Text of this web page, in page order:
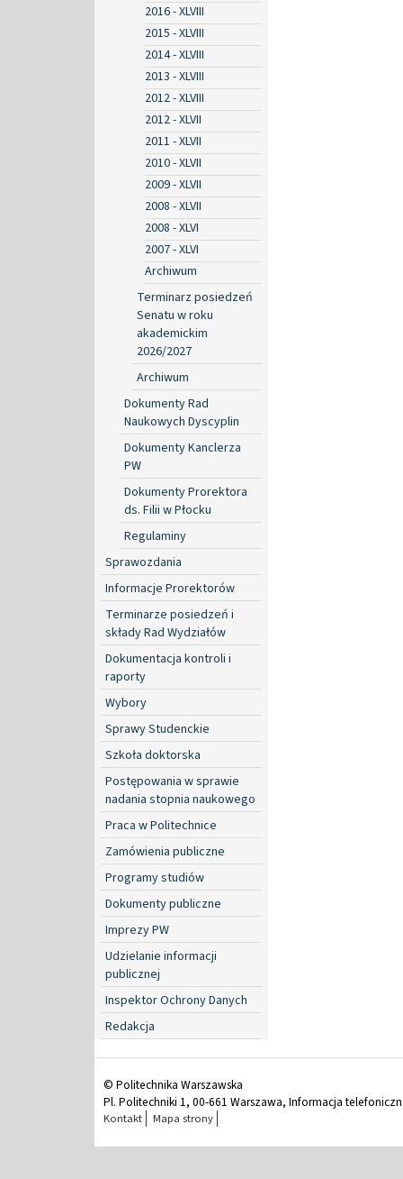
2016 - XLVIII
2015 - XLVIII
2014 - XLVIII
2013 - XLVIII
2012 - XLVIII
2012 - XLVII
2011 - XLVII
2010 - XLVII
2009 - XLVII
2008 - XLVII
2008 - XLVI
2007 - XLVI
Archiwum
Terminarz posiedzeń
Senatu w roku
akademickim
2026/2027
Archiwum
Dokumenty Rad
Naukowych Dyscyplin
Dokumenty Kanclerza
PW
Dokumenty Prorektora
ds. Filii w Płocku
Regulaminy
Sprawozdania
Informacje Prorektorów
Terminarze posiedzeń i
składy Rad Wydziałów
Dokumentacja kontroli i
raporty
Wybory
Sprawy Studenckie
Szkoła doktorska
Postępowania w sprawie
nadania stopnia naukowego
Praca w Politechnice
Zamówienia publiczne
Programy studiów
Dokumenty publiczne
Imprezy PW
Udzielanie informacji
publicznej
Inspektor Ochrony Danych
Redakcja
© Politechnika Warszawska
Pl. Politechniki 1, 00-661 Warszawa, Informacja
Kontakt Mapa strony